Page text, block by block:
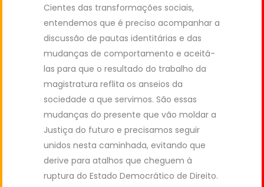
Cientes das transformações sociais,
entendemos que é preciso acompanhar a
discussão de pautas identitárias e das
mudanças de comportamento e aceitá-
las para que o resultado do trabalho da
magistratura reflita os anseios da
sociedade a que servimos. São essas
mudanças do presente que vão moldar a
Justiça do futuro e precisamos seguir
unidos nesta caminhada, evitando que
derive para atalhos que cheguem à
ruptura do Estado Democrático de Direito.